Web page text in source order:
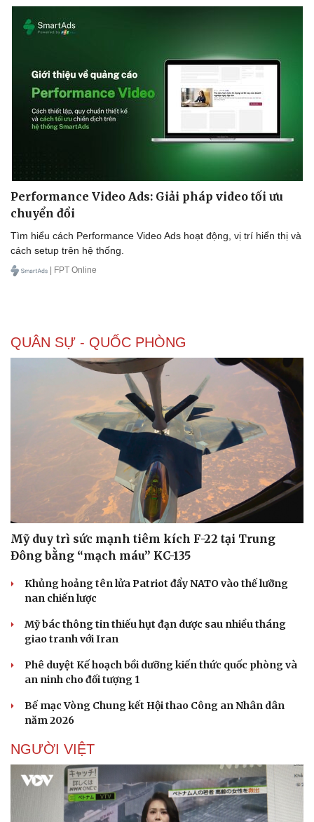
Doanh nghiệp
Thông tin doanh nghiệp
Doanh nghiệp 24h
Công nghệ
Sành điệu
Tin Công nghệ
Performance Video Ads: Giải pháp video tối ưu
chuyển đổi
Tìm hiểu cách Performance Video Ads hoạt động, vị trí hiển thị và
cách setup trên hệ thống.
| FPT Online
QUÂN SỰ - QUỐC PHÒNG
Mỹ duy trì sức mạnh tiêm kích F-22 tại Trung
Đông bằng “mạch máu” KC-135
Khủng hoảng tên lửa Patriot đẩy NATO vào thế lưỡng
nan chiến lược
Mỹ bác thông tin thiếu hụt đạn dược sau nhiều tháng
giao tranh với Iran
Phê duyệt Kế hoạch bồi dưỡng kiến thức quốc phòng và
an ninh cho đối tượng 1
Bế mạc Vòng Chung kết Hội thao Công an Nhân dân
năm 2026
NGƯỜI VIỆT